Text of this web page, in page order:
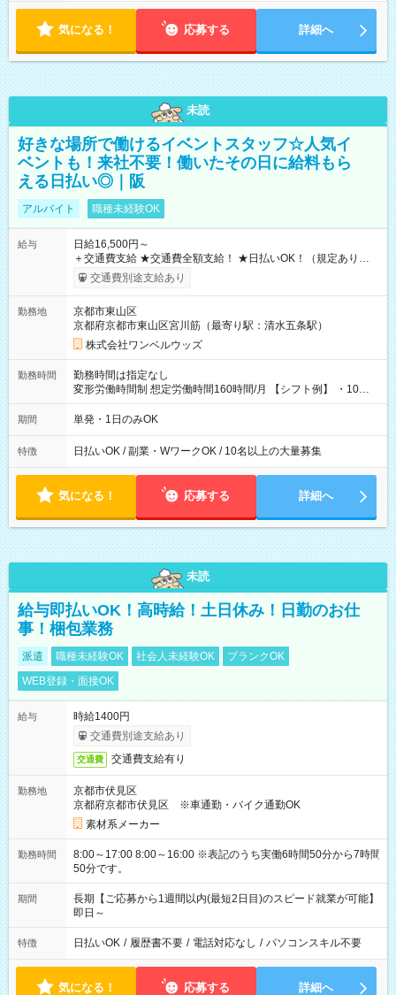
気になる！ 応募する 詳細へ
未読
好きな場所で働けるイベントスタッフ☆人気イ
ベントも！来社不要！働いたその日に給料もら
える日払い◎｜阪
アルバイト 職種未経験OK
給与
日給16,500円～
＋交通費支給 ★交通費全額支給！ ★日払いOK！（規定あり） ┗
働いたその日に現金GET♪ お仕事後はコンビニATMから 日払
交通費別途支給あり
勤務地
京都市東山区
京都府京都市東山区宮川筋（最寄り駅：清水五条駅）
株式会社ワンベルウッズ
勤務時間
勤務時間は指定なし
変形労働時間制 想定労働時間160時間/月 【シフト例】 ・10：
00～20：00
期間 単発・1日のみOK
特徴 日払いOK / 副業・WワークOK / 10名以上の大量募集
気になる！ 応募する 詳細へ
未読
給与即払いOK！高時給！土日休み！日勤のお仕
事！梱包業務
派遣 職種未経験OK 社会人未経験OK
ブランクOK
WEB登録・面接OK
給与
時給1400円
交通費別途支給あり
交通費 交通費支給有り
勤務地
京都市伏見区
京都府京都市伏見区 ※車通勤・バイク通勤OK
素材系メーカー
勤務時間
8:00～17:00 8:00～16:00 ※表記のうち実働6時間50分から7時間
50分です。
期間
長期【ご応募から1週間以内(最短2日目)のスピード就業が可能】
即日～
特徴 日払いOK / 履歴書不要 / 電話対応なし / パソコンスキル不要
気になる！ 応募する 詳細へ